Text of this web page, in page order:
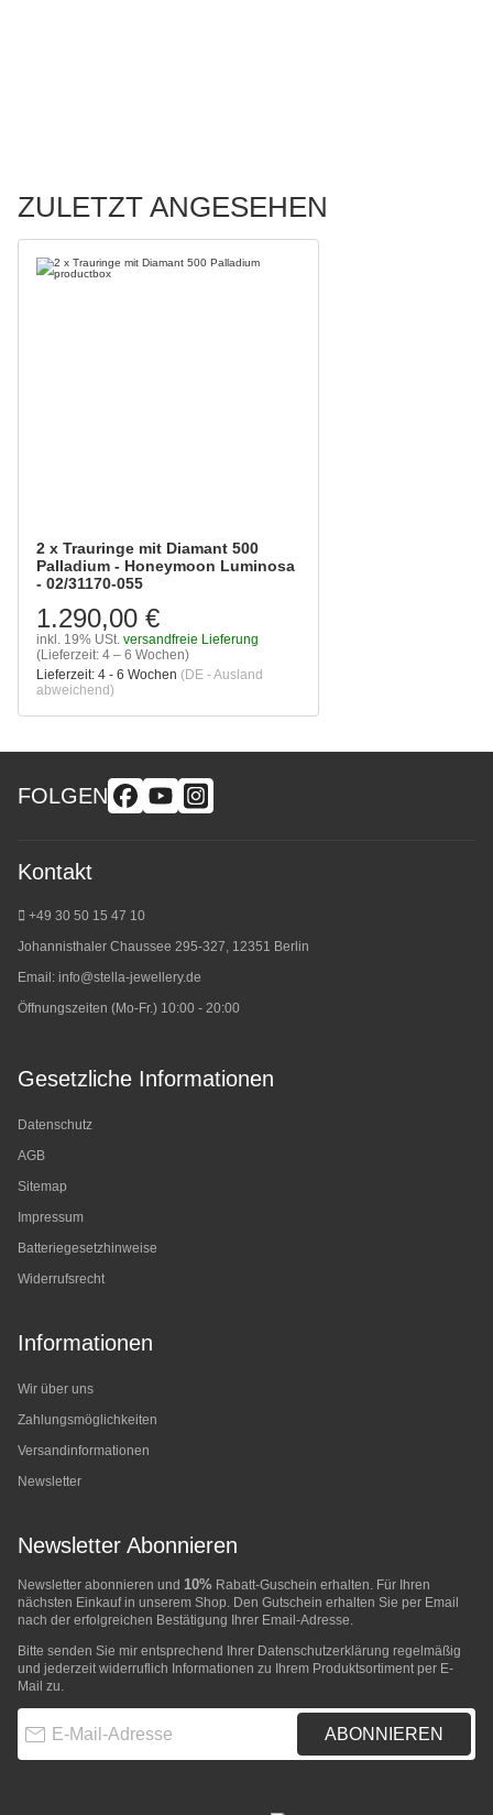
ZULETZT ANGESEHEN
2 x Trauringe mit Diamant 500
Palladium - Honeymoon Luminosa
- 02/31170-055
1.290,00 €
inkl. 19% USt. versandfreie Lieferung
(Lieferzeit: 4 – 6 Wochen)
Lieferzeit: 4 - 6 Wochen (DE - Ausland
abweichend)
FOLGEN
Kontakt
+49 30 50 15 47 10
Johannisthaler Chaussee 295-327, 12351 Berlin
Email: info@stella-jewellery.de
Öffnungszeiten (Mo-Fr.) 10:00 - 20:00
Gesetzliche Informationen
Datenschutz
AGB
Sitemap
Impressum
Batteriegesetzhinweise
Widerrufsrecht
Informationen
Wir über uns
Zahlungsmöglichkeiten
Versandinformationen
Newsletter
Newsletter Abonnieren
Newsletter abonnieren und 10% Rabatt-Guschein erhalten. Für Ihren
nächsten Einkauf in unserem Shop. Den Gutschein erhalten Sie per Email
nach der erfolgreichen Bestätigung Ihrer Email-Adresse.
Bitte senden Sie mir entsprechend Ihrer Datenschutzerklärung regelmäßig
und jederzeit widerruflich Informationen zu Ihrem Produktsortiment per E-
Mail zu.
ABONNIEREN